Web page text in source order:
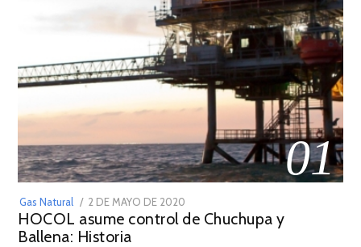
01
Gas Natural
POSTED
ON
2 DE MAYO DE 2020
DE
HOCOL asume control de Chuchupa y
Ballena: Historia